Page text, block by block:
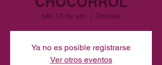
sáb 13 de abr
  |
Delicias
Ya no es posible registrarse
Ver otros eventos